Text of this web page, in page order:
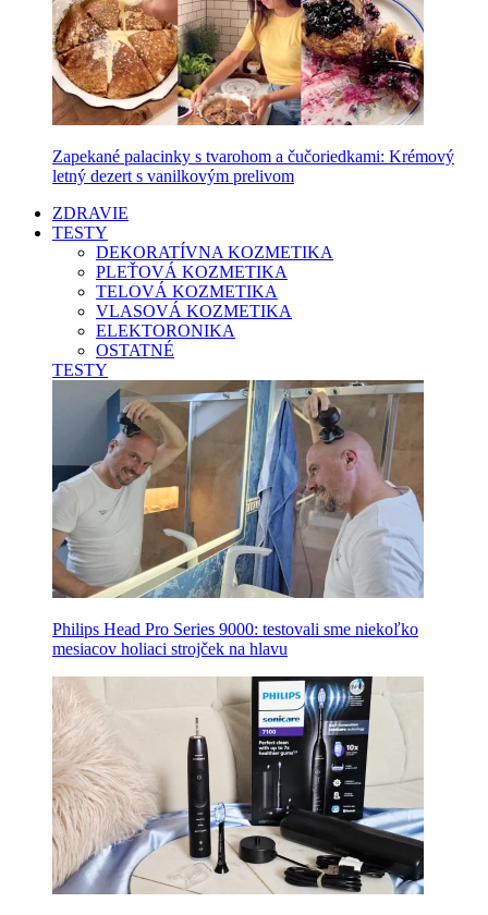
Zapekané palacinky s tvarohom a čučoriedkami: Krémový
letný dezert s vanilkovým prelivom
ZDRAVIE
TESTY
DEKORATÍVNA KOZMETIKA
PLEŤOVÁ KOZMETIKA
TELOVÁ KOZMETIKA
VLASOVÁ KOZMETIKA
ELEKTORONIKA
OSTATNÉ
TESTY
Philips Head Pro Series 9000: testovali sme niekoľko
mesiacov holiaci strojček na hlavu